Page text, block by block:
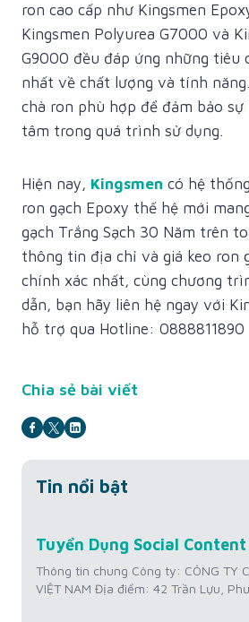
ron cao cấp như Kingsmen
Kingsmen Polyurea G7000 và
G9000 đều đáp ứng những tiêu
nhất về chất lượng và tính
chà ron phù hợp để đảm bảo sự
tâm trong quá trình sử dụng.
Hiện nay, Kingsmen có hệ
ron gạch Epoxy thế hệ mới
gạch Trắng Sạch 30 Năm trên
thông tin địa chỉ và giá keo ron
chính xác nhất, cùng chương
dẫn, bạn hãy liên hệ ngay với
hỗ trợ qua Hotline: 0888811890
Chia sẻ bài viết
Tin nổi bật
22
Tuyển Dụng Social
Thông tin chung Công ty: CÔNG TY
VIỆT NAM Địa điểm: 42 Trần Lựu,